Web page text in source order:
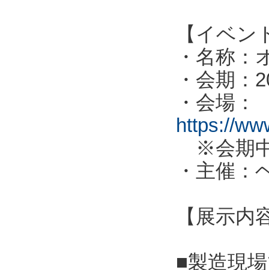
【イベン
・名称
・会期：
・会場：
https://
※会期中
・主催：
【展示内
■製造現